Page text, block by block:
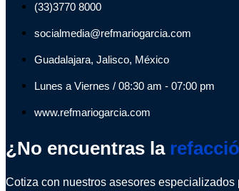
(33)3770 8000
socialmedia@refmariogarcia.com
Guadalajara, Jalisco, México
Lunes a Viernes / 08:30 am - 07:00 pm
www.refmariogarcia.com
¿No encuentras la
Cotiza con nuestros asesores especializados